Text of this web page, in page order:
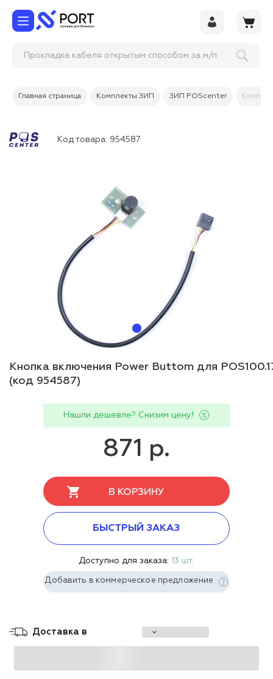
Прокладка кабеля открытым способом за м/п
Главная страница Комплекты ЗИП ЗИП POScenter Кнопка
Код товара: 954587
Кнопка включения Power Buttom для
(код 954587)
Нашли дешевле? Снизим цену!
871 р.
В КОРЗИНУ
БЫСТРЫЙ ЗАКАЗ
Доступно для заказа: 13 шт.
Добавить в коммерческое предложение
Доставка в